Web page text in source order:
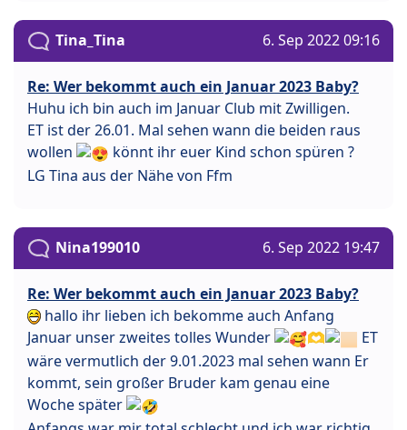
Tina_Tina 6. Sep 2022 09:16
Re: Wer bekommt auch ein Januar 2023 Baby?
Huhu ich bin auch im Januar Club mit Zwilligen.
ET ist der 26.01. Mal sehen wann die beiden raus
wollen
könnt ihr euer Kind schon spüren ?
LG Tina aus der Nähe von Ffm
Nina199010 6. Sep 2022 19:47
Re: Wer bekommt auch ein Januar 2023 Baby?
hallo ihr lieben ich bekomme auch Anfang
Januar unser zweites tolles Wunder
🫶
ET
wäre vermutlich der 9.01.2023 mal sehen wann Er
kommt, sein großer Bruder kam genau eine
Woche später